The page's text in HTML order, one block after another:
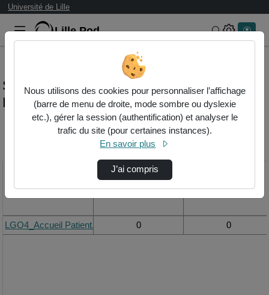
Université de Lille
Lille.Pod Rechercher
Statistiques de visualisation de la vidéo
Lgo4_accueil patient.mp4
Modifier la période de
Vue de la journée
LGO4_Accueil Patient.mp4 0 0
Nous utilisons des cookies pour personnaliser l’affichage
(barre de menu de droite, mode sombre ou dyslexie
etc.), gérer la session (authentification) et analyser le
trafic du site (pour certaines instances).
En savoir plus
J’ai compris